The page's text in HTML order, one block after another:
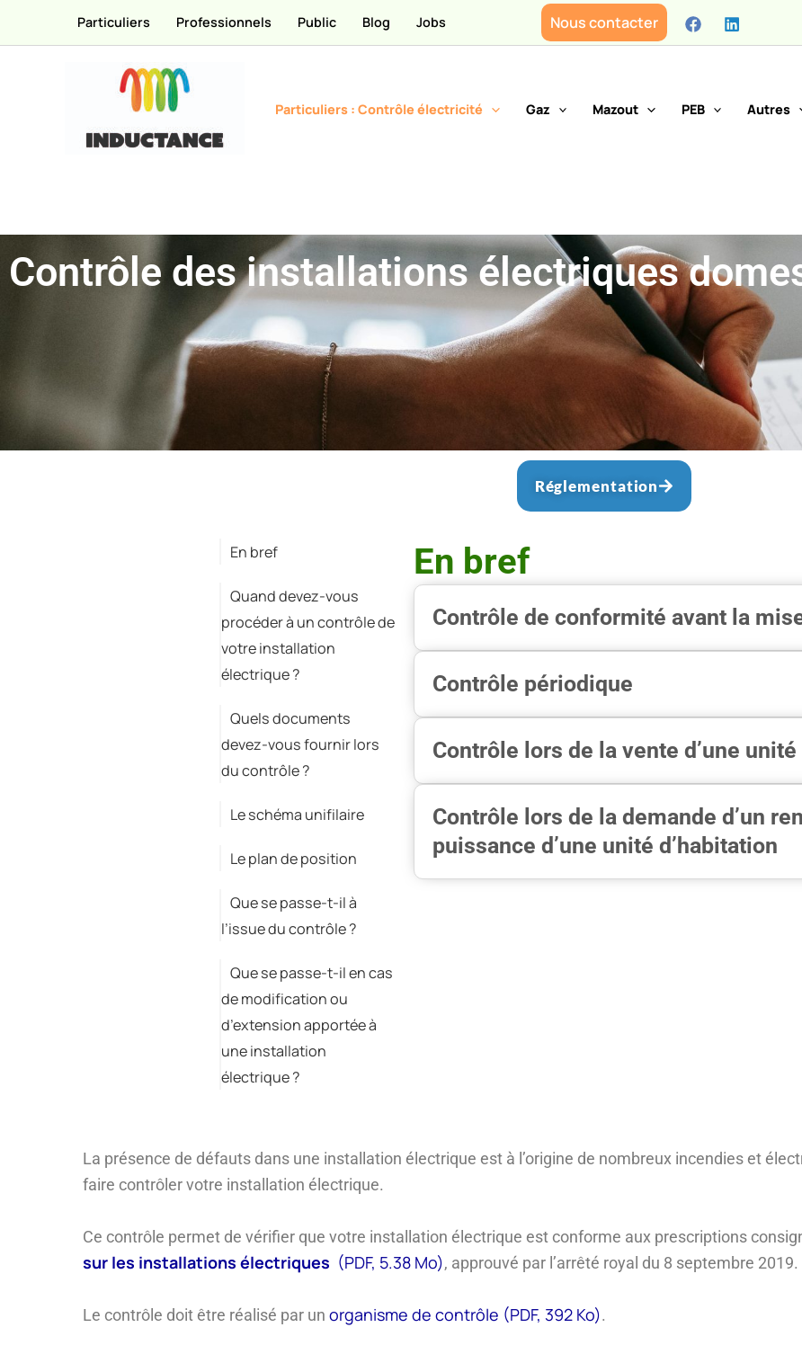
Particuliers Professionnels Public Blog Jobs Nous contacter
Particuliers : Contrôle électricité Gaz Mazout PEB Autres
Contrôle des installations électriques
Réglementation
En bref
Quand devez-vous
procéder à un contrôle de
votre installation
électrique ?
Quels documents
devez-vous fournir lors
du contrôle ?
Le schéma unifilaire
Le plan de position
Que se passe-t-il à
l’issue du contrôle ?
Que se passe-t-il en cas
de modification ou
d’extension apportée à
une installation
électrique ?
En bref
Contrôle de conformité avant la
Contrôle périodique
Contrôle lors de la vente d’une unité
Contrôle lors de la demande d’un
puissance d’une unité d’habitation
La présence de défauts dans une installation électrique est à l’origine de nombreux incendies et
faire contrôler votre installation électrique.
Ce contrôle permet de vérifier que votre installation électrique est conforme aux prescriptions
sur les installations électriques (PDF, 5.38 Mo), approuvé par l’arrêté royal du 8 septembre 2019.
Le contrôle doit être réalisé par un organisme de contrôle (PDF, 392 Ko).